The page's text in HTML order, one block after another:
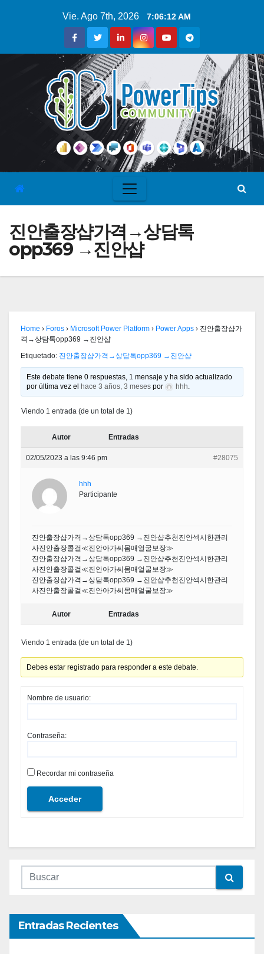
Vie. Ago 7th, 2026 7:06:12 AM
진안출장샵가격→상담톡
opp369 →진안샵
Home › Foros › Microsoft Power Platform › Power Apps › 진안출장샵가
격→상담톡opp369 →진안샵
Etiquetado: 진안출장샵가격→상담톡opp369 →진안샵
Este debate tiene 0 respuestas, 1 mensaje y ha sido actualizado
por última vez el
hace 3 años, 3 meses por hhh.
Viendo 1 entrada (de un total de 1)
Autor Entradas
02/05/2023 a las 9:46 pm #28075
hhh
Participante
진안출장샵가격→상담톡opp369 →진안샵추천진안섹시한관리
사진안출장콜걸≪진안아가씨몸매얼굴보장≫
진안출장샵가격→상담톡opp369 →진안샵추천진안섹시한관리
사진안출장콜걸≪진안아가씨몸매얼굴보장≫
진안출장샵가격→상담톡opp369 →진안샵추천진안섹시한관리
사진안출장콜걸≪진안아가씨몸매얼굴보장≫
Autor Entradas
Viendo 1 entrada (de un total de 1)
Debes estar registrado para responder a este debate.
Nombre de usuario:
Contraseña:
Recordar mi contraseña
Acceder
Entradas Recientes